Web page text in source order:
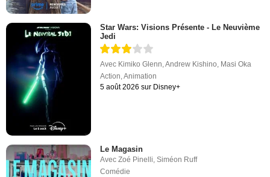
Star Wars: Visions Présente - Le Neuvième
Jedi
Avec Kimiko Glenn,Andrew Kishino, Masi Oka
Action,Animation
5 août 2026 sur Disney+
Le Magasin
AvecZoé Pinelli,Siméon Ruff
Comédie